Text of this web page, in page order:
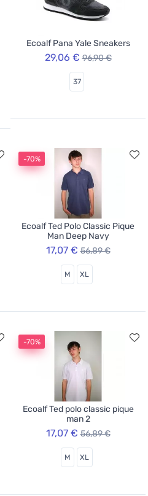
Ecoalf Pana Yale Sneakers
29,06 € 96,90 €
37
-70%
Ecoalf Ted Polo Classic Pique
Man Deep Navy
17,07 € 56,89 €
M XL
-70%
Ecoalf Ted polo classic pique
man 2
17,07 € 56,89 €
M XL